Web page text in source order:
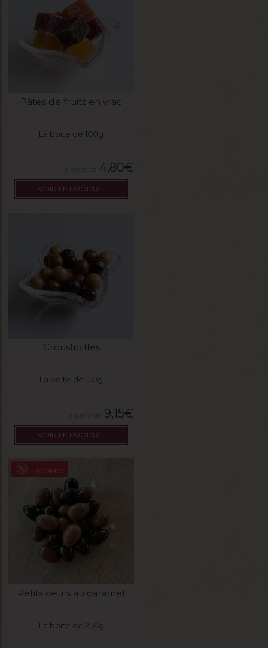
Pâtes de fruits en vrac
La boite de 100g
4,80€
VOIR LE PRODUIT
Croustibilles
La boite de 150g
9,15€
VOIR LE PRODUIT
PROMO
Petits oeufs au caramel
La boite de 250g